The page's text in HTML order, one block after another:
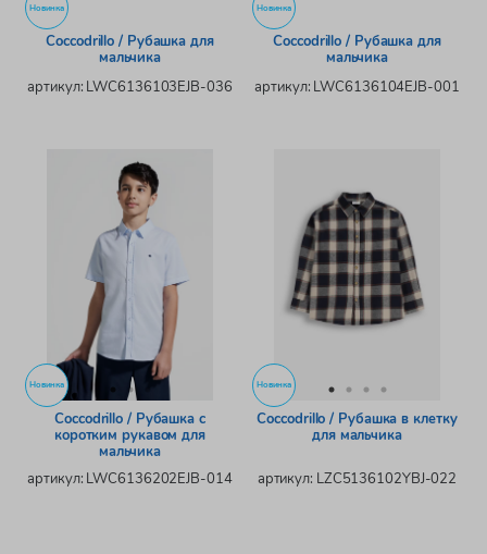
Новинка
Coccodrillo / Рубашка для
мальчика
артикул: LWC6136103EJB-036
Новинка
Coccodrillo / Рубашка для
мальчика
артикул: LWC6136104EJB-001
Новинка
Coccodrillo / Рубашка с
коротким рукавом для
мальчика
артикул: LWC6136202EJB-014
Новинка
Coccodrillo / Рубашка в клетку
для мальчика
артикул: LZC5136102YBJ-022